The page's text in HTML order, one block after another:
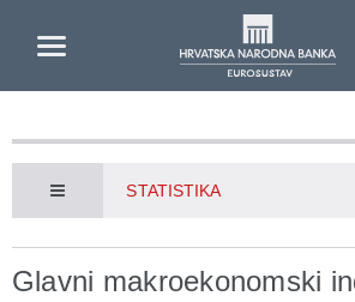
STATISTIKA
Glavni makroekonomski